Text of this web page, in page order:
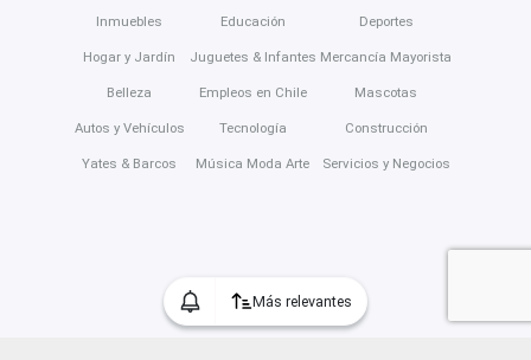
Más relevantes
Inmuebles
Hogar y Jardín
Belleza
Autos y Vehículos
Yates & Barcos
Educación
Juguetes & Infantes
Empleos en Chile
Tecnología
Música Moda Arte
Deportes
Mercancía Mayorista
Mascotas
Construcción
Servicios y Negocios